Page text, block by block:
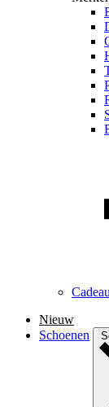
Cadeau
Nieuw
Schoenen